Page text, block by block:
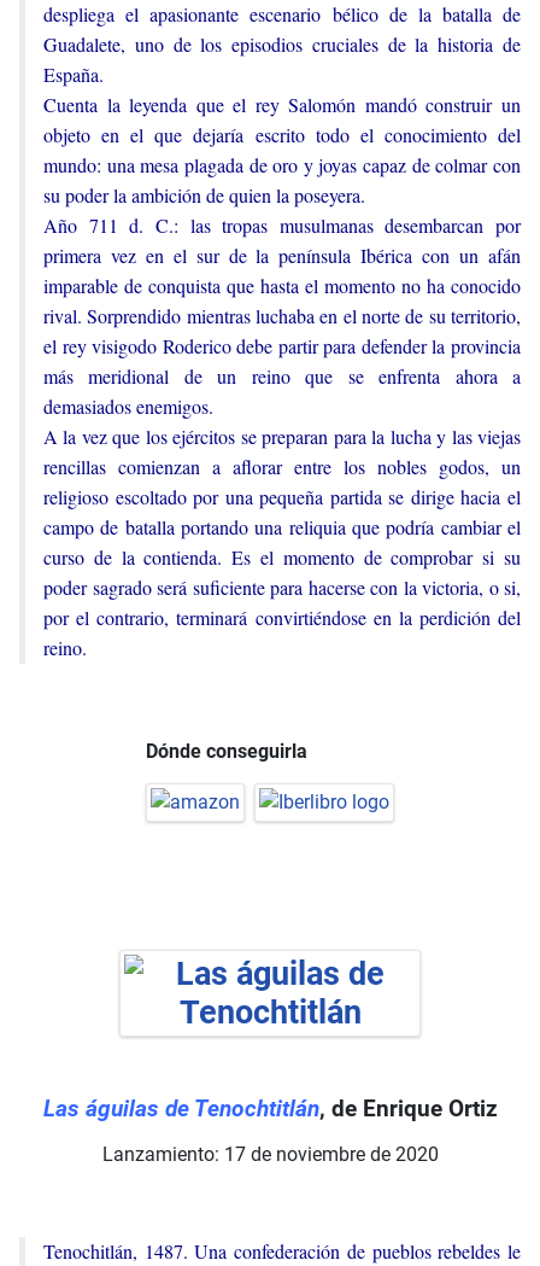
despliega el apasionante escenario bélico de la batalla de
Guadalete, uno de los episodios cruciales de la historia de
España.
Cuenta la leyenda que el rey Salomón mandó construir un
objeto en el que dejaría escrito todo el conocimiento del
mundo: una mesa plagada de oro y joyas capaz de colmar con
su poder la ambición de quien la poseyera.
Año 711 d. C.: las tropas musulmanas desembarcan por
primera vez en el sur de la península Ibérica con un afán
imparable de conquista que hasta el momento no ha conocido
rival. Sorprendido mientras luchaba en el norte de su territorio,
el rey visigodo Roderico debe partir para defender la provincia
más meridional de un reino que se enfrenta ahora a
demasiados enemigos.
A la vez que los ejércitos se preparan para la lucha y las viejas
rencillas comienzan a aflorar entre los nobles godos, un
religioso escoltado por una pequeña partida se dirige hacia el
campo de batalla portando una reliquia que podría cambiar el
curso de la contienda. Es el momento de comprobar si su
poder sagrado será suficiente para hacerse con la victoria, o si,
por el contrario, terminará convirtiéndose en la perdición del
reino.
Dónde conseguirla
Las águilas de Tenochtitlán, de Enrique Ortiz
Lanzamiento: 17 de noviembre de 2020
Tenochitlán, 1487. Una confederación de pueblos rebeldes le